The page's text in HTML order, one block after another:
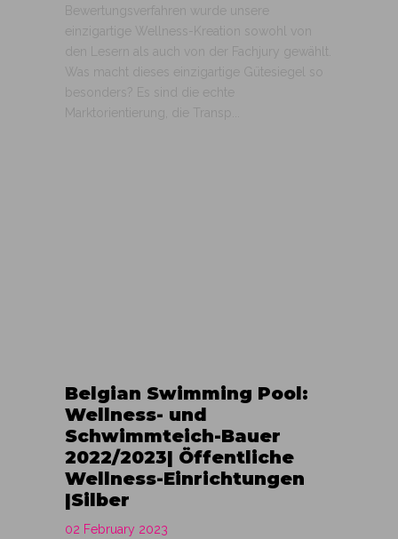
Bewertungsverfahren wurde unsere
einzigartige Wellness-Kreation sowohl von
den Lesern als auch von der Fachjury gewählt.
Was macht dieses einzigartige Gütesiegel so
besonders? Es sind die echte
Marktorientierung, die Transp...
Belgian Swimming Pool:
Wellness- und
Schwimmteich-Bauer
2022/2023| Öffentliche
Wellness-Einrichtungen
|Silber
02 February 2023